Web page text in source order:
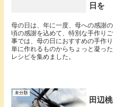
日を
母の日は、年に一度、母への感謝
頃の感謝を込めて、特別な手作り
事では、母の日におすすめの手作
単に作れるものからちょっと凝っ
レシピを集めました。
未分類
田辺